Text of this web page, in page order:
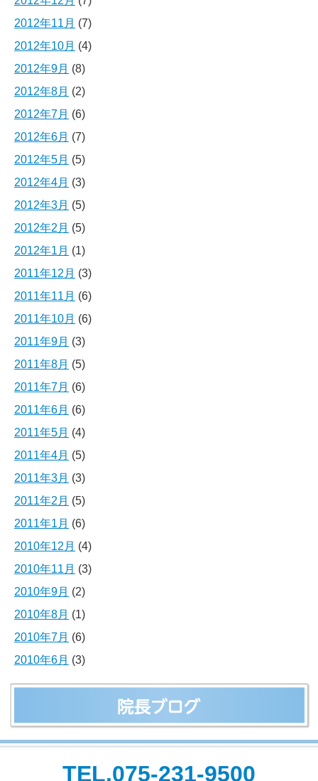
2012年11月 (7)
2012年10月 (4)
2012年9月 (8)
2012年8月 (2)
2012年7月 (6)
2012年6月 (7)
2012年5月 (5)
2012年4月 (3)
2012年3月 (5)
2012年2月 (5)
2012年1月 (1)
2011年12月 (3)
2011年11月 (6)
2011年10月 (6)
2011年9月 (3)
2011年8月 (5)
2011年7月 (6)
2011年6月 (6)
2011年5月 (4)
2011年4月 (5)
2011年3月 (3)
2011年2月 (5)
2011年1月 (6)
2010年12月 (4)
2010年11月 (3)
2010年9月 (2)
2010年8月 (1)
2010年7月 (6)
2010年6月 (3)
TEL.075-231-9500